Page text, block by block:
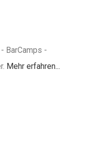
BarCamps -
Mehr erfahren...